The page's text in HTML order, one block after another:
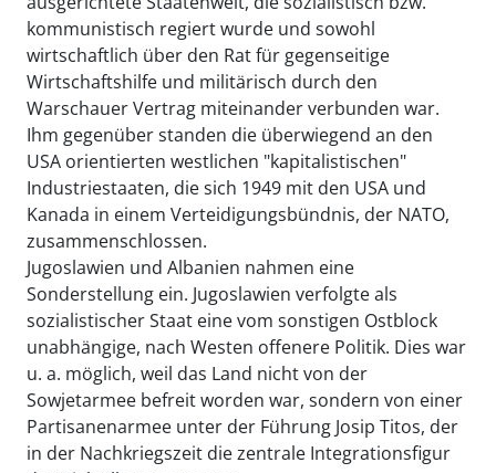
kommunistisch regiert wurde und sowohl
wirtschaftlich über den Rat für gegenseitige
Wirtschaftshilfe und militärisch durch den
Warschauer Vertrag miteinander verbunden war.
Ihm gegenüber standen die überwiegend an den
USA orientierten westlichen "kapitalistischen"
Industriestaaten, die sich 1949 mit den USA und
Kanada in einem Verteidigungsbündnis, der NATO,
zusammenschlossen.
Jugoslawien und Albanien nahmen eine
Sonderstellung ein. Jugoslawien verfolgte als
sozialistischer Staat eine vom sonstigen Ostblock
unabhängige, nach Westen offenere Politik. Dies war
u. a. möglich, weil das Land nicht von der
Sowjetarmee befreit worden war, sondern von einer
Partisanenarmee unter der Führung Josip Titos, der
in der Nachkriegszeit die zentrale Integrationsfigur